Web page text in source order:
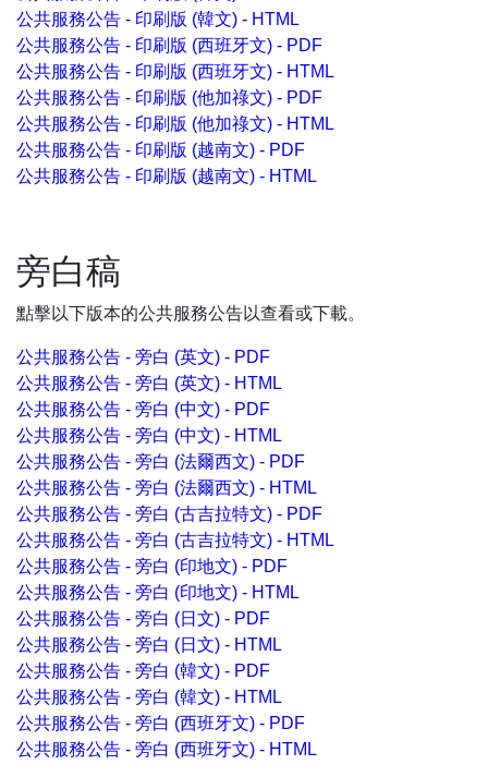
公共服務公告 - 印刷版 (韓文) - HTML
公共服務公告 - 印刷版 (西班牙文) - PDF
公共服務公告 - 印刷版 (西班牙文) - HTML
公共服務公告 - 印刷版 (他加祿文) - PDF
公共服務公告 - 印刷版 (他加祿文) - HTML
公共服務公告 - 印刷版 (越南文) - PDF
公共服務公告 - 印刷版 (越南文) - HTML
旁白稿
點擊以下版本的公共服務公告以查看或下載。
公共服務公告 - 旁白 (英文) - PDF
公共服務公告 - 旁白 (英文) - HTML
公共服務公告 - 旁白 (中文) - PDF
公共服務公告 - 旁白 (中文) - HTML
公共服務公告 - 旁白 (法爾西文) - PDF
公共服務公告 - 旁白 (法爾西文) - HTML
公共服務公告 - 旁白 (古吉拉特文) - PDF
公共服務公告 - 旁白 (古吉拉特文) - HTML
公共服務公告 - 旁白 (印地文) - PDF
公共服務公告 - 旁白 (印地文) - HTML
公共服務公告 - 旁白 (日文) - PDF
公共服務公告 - 旁白 (日文) - HTML
公共服務公告 - 旁白 (韓文) - PDF
公共服務公告 - 旁白 (韓文) - HTML
公共服務公告 - 旁白 (西班牙文) - PDF
公共服務公告 - 旁白 (西班牙文) - HTML